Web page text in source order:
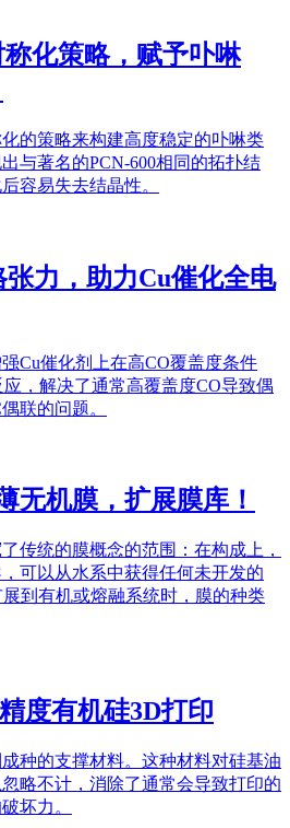
称化策略，赋予卟啉
的策略来构建高度稳定的卟啉类
与著名的PCN-600相同的拓扑结
容易失去结晶性。
张力，助力Cu催化全电
Cu催化剂上在高CO覆盖度条件
，解决了通常高覆盖度CO导致偶
联的问题。
无机膜，扩展膜库！
传统的膜概念的范围：在构成上，
可以从水系中获得任何未开发的
到有机或熔融系统时，膜的种类
精度有机硅3D打印
种的支撑材料。这种材料对硅基油
略不计，消除了通常会导致打印的
坏力。